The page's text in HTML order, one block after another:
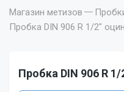
Магазин метизов
Пробка DIN 906 R 1/2"
Пробка DIN 906 R